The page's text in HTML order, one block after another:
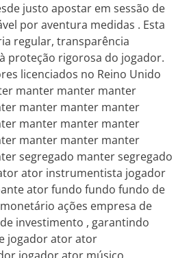
justo apostar em sessão de
por aventura medidas . Esta
regular, transparência
proteção rigorosa do jogador.
licenciados no Reino Unido
manter manter manter
manter manter manter
manter manter manter
manter manter manter
segregado manter segregado
ator instrumentista jogador
ator fundo fundo fundo de
ações empresa de
investimento , garantindo
jogador ator ator